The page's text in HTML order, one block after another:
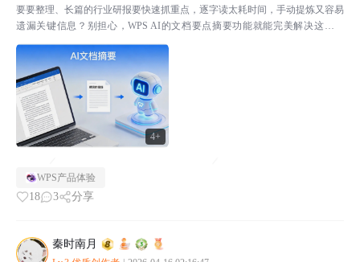
4+
要要整理、长篇的行业研报要快速抓重点，逐字读太耗时间，手动提炼又容易
遗漏关键信息？别担心，WPS AI的文档要点摘要功能就能完美解决这个问
题，今天就给大家带来超详细的操作教程，让你分分钟把...
WPS产品体验
18 3 分享
秦时南月